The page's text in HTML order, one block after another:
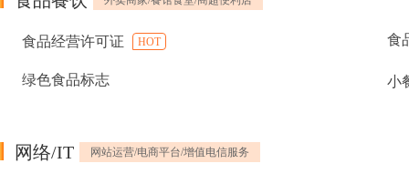
食品经营许可证 HOT 食
绿色食品标志 小
网络/IT 网站运营/电商平台/增值电信服务